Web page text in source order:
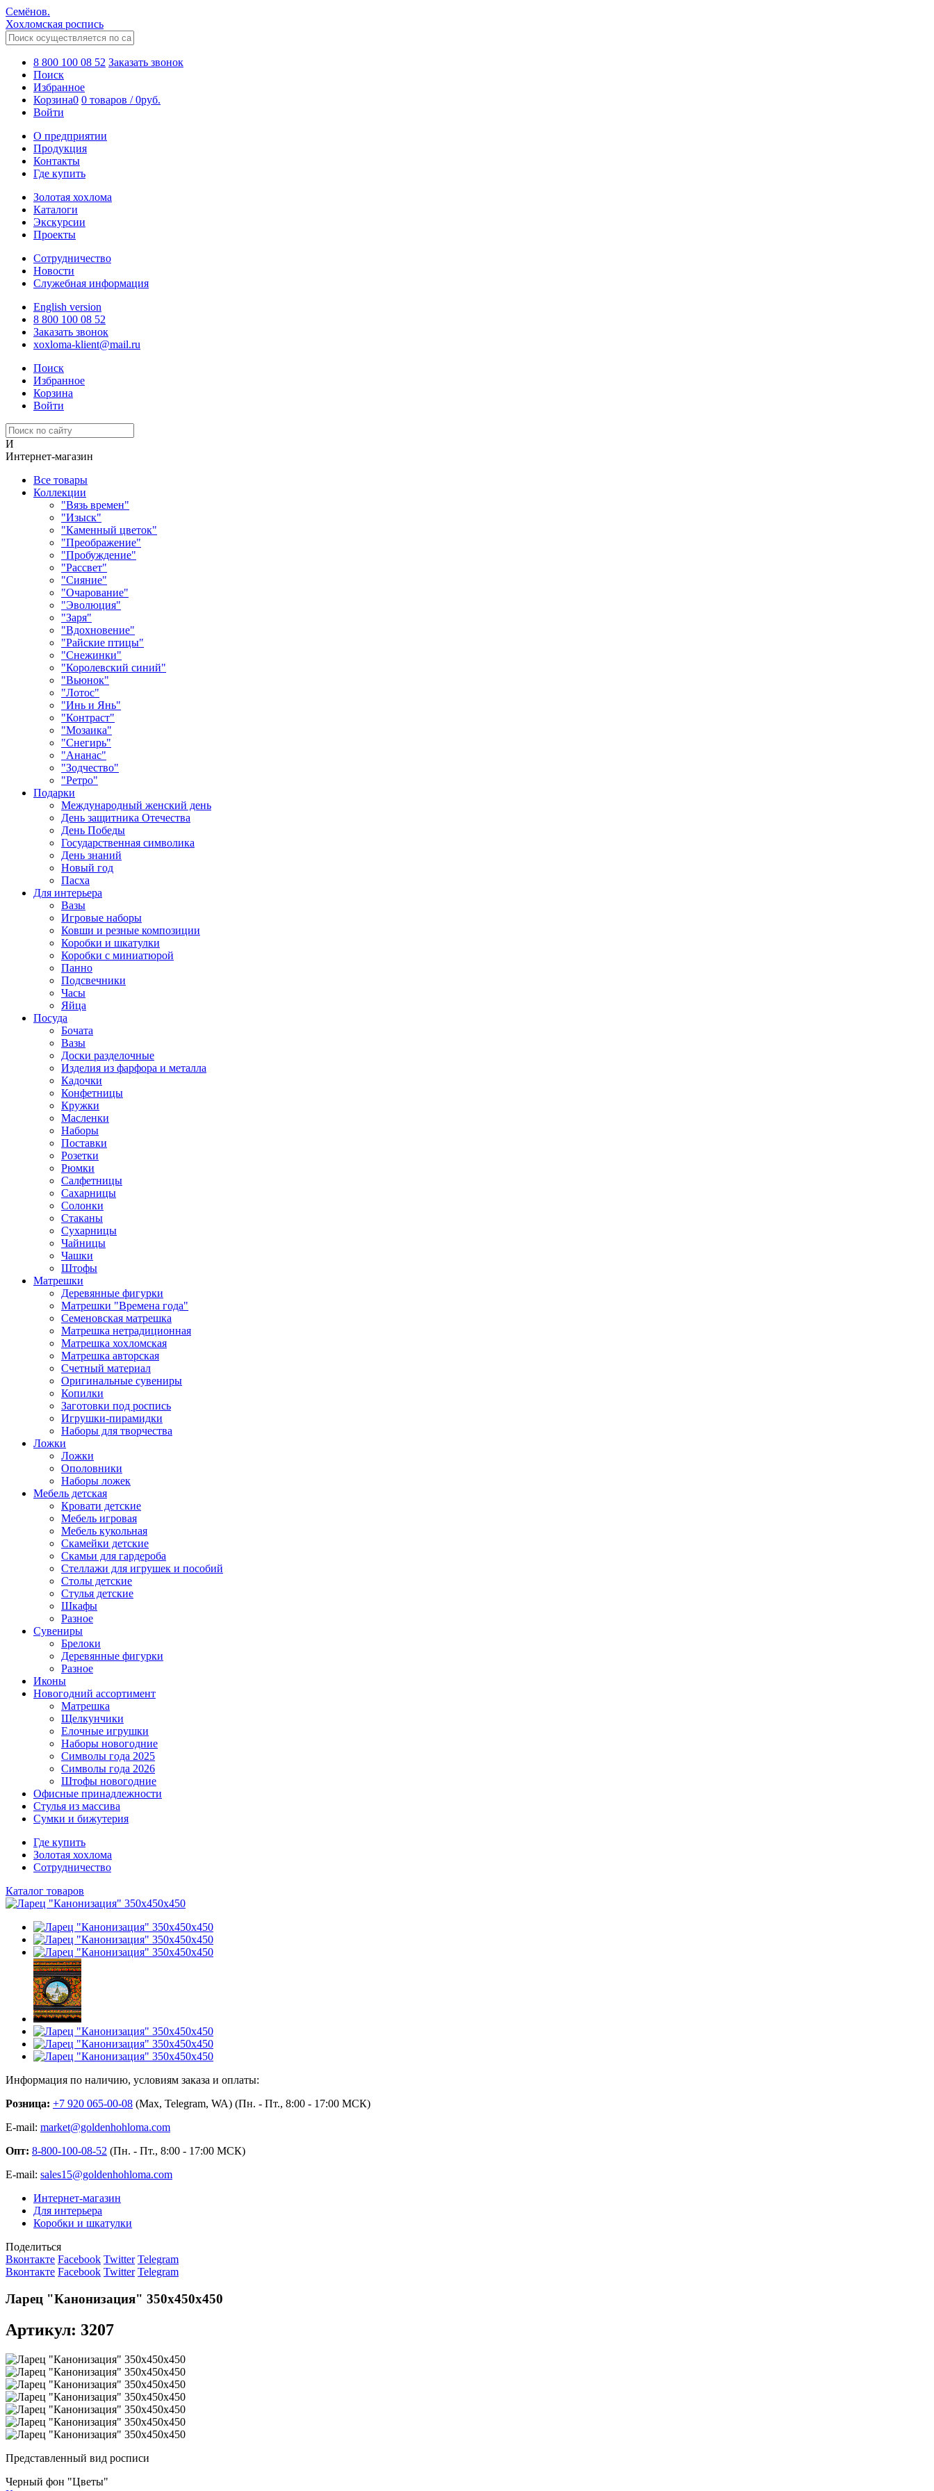
Семёнов.
Хохломская роспись
8 800 100 08 52 Заказать звонок
Поиск
Избранное
Корзина0 0 товаров /0руб.
Войти
О предприятии
Продукция
Контакты
Где купить
Золотая хохлома
Каталоги
Экскурсии
Проекты
Сотрудничество
Новости
Служебная информация
English version
8 800 100 08 52
Заказать звонок
xoxloma-klient@mail.ru
Поиск
Избранное
Корзина
Войти
И
Интернет-магазин
Все товары
Коллекции
"Вязь времен"
"Изыск"
"Каменный цветок"
"Преображение"
"Пробуждение"
"Рассвет"
"Сияние"
"Очарование"
"Эволюция"
"Заря"
"Вдохновение"
"Райские птицы"
"Снежинки"
"Королевский синий"
"Вьюнок"
"Лотос"
"Инь и Янь"
"Контраст"
"Мозаика"
"Снегирь"
"Ананас"
"Зодчество"
"Ретро"
Подарки
Международный женский день
День защитника Отечества
День Победы
Государственная символика
День знаний
Новый год
Пасха
Для интерьера
Вазы
Игровые наборы
Ковши и резные композиции
Коробки и шкатулки
Коробки с миниатюрой
Панно
Подсвечники
Часы
Яйца
Посуда
Бочата
Вазы
Доски разделочные
Изделия из фарфора и металла
Кадочки
Конфетницы
Кружки
Масленки
Наборы
Поставки
Розетки
Рюмки
Салфетницы
Сахарницы
Солонки
Стаканы
Сухарницы
Чайницы
Чашки
Штофы
Матрешки
Деревянные фигурки
Матрешки "Времена года"
Семеновская матрешка
Матрешка нетрадиционная
Матрешка хохломская
Матрешка авторская
Счетный материал
Оригинальные сувениры
Копилки
Заготовки под роспись
Игрушки-пирамидки
Наборы для творчества
Ложки
Ложки
Ополовники
Наборы ложек
Мебель детская
Кровати детские
Мебель игровая
Мебель кукольная
Скамейки детские
Скамьи для гардероба
Стеллажи для игрушек и пособий
Столы детские
Стулья детские
Шкафы
Разное
Сувениры
Брелоки
Деревянные фигурки
Разное
Иконы
Новогодний ассортимент
Матрешка
Щелкунчики
Елочные игрушки
Наборы новогодние
Символы года 2025
Символы года 2026
Штофы новогодние
Офисные принадлежности
Стулья из массива
Сумки и бижутерия
Где купить
Золотая хохлома
Сотрудничество
Каталог товаров
Информация по наличию, условиям заказа и оплаты:
Розница: +7 920 065-00-08 (Max, Telegram, WA) (Пн. - Пт., 8:00 - 17:00 МСК)
E-mail: market@goldenhohloma.com
Опт: 8-800-100-08-52 (Пн. - Пт., 8:00 - 17:00 МСК)
E-mail: sales15@goldenhohloma.com
Интернет-магазин
Для интерьера
Коробки и шкатулки
Поделиться
Вконтакте Facebook Twitter Telegram
Вконтакте Facebook Twitter Telegram
Ларец "Канонизация" 350х450х450
Артикул: 3207
Представленный вид росписи
Черный фон "Цветы"